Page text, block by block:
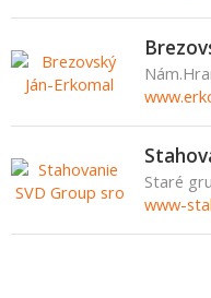
Staré
www-